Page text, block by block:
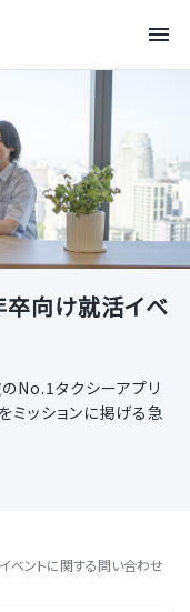
向け就活イベ
No.1タクシーアプリ
ミッションに掲げる急
イベントに関する問い合わせ